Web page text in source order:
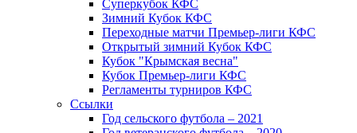
Суперкубок КФС
Зимний Кубок КФС
Переходные матчи Премьер-лиги КФС
Открытый зимний Кубок КФС
Кубок "Крымская весна"
Кубок Премьер-лиги КФС
Регламенты турниров КФС
Ссылки
Год сельского футбола – 2021